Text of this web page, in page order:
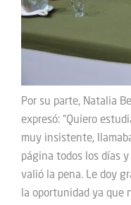
Por su parte, Natalia
expresó: “Quiero
muy insistente,
página todos los días
valió la pena. Le doy
la oportunidad ya que